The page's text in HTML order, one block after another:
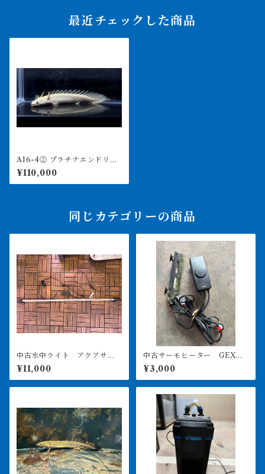
最近チェックした商品
A16-4② プラチナエンドリケ
リー 17㎝前後 4月29日輸入
¥110,000
同じカテゴリーの商品
中古水中ライト アクアサン
¥11,000
中古サーモヒーター GEXサ
ーモ&300Wヒーターセット
引き取り限定
¥3,000